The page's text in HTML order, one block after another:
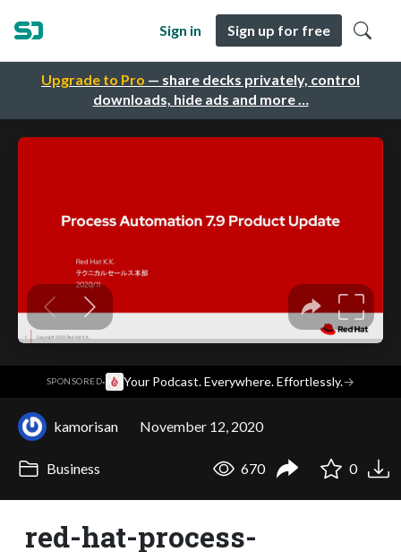
Upgrade to Pro — share decks privately, control
downloads, hide ads and more …
Sign in Sign up for free
SPONSORED· Your Podcast. Everywhere. Effortlessly.→
kamorisan November 12, 2020
Business 670 0
red-hat-process-